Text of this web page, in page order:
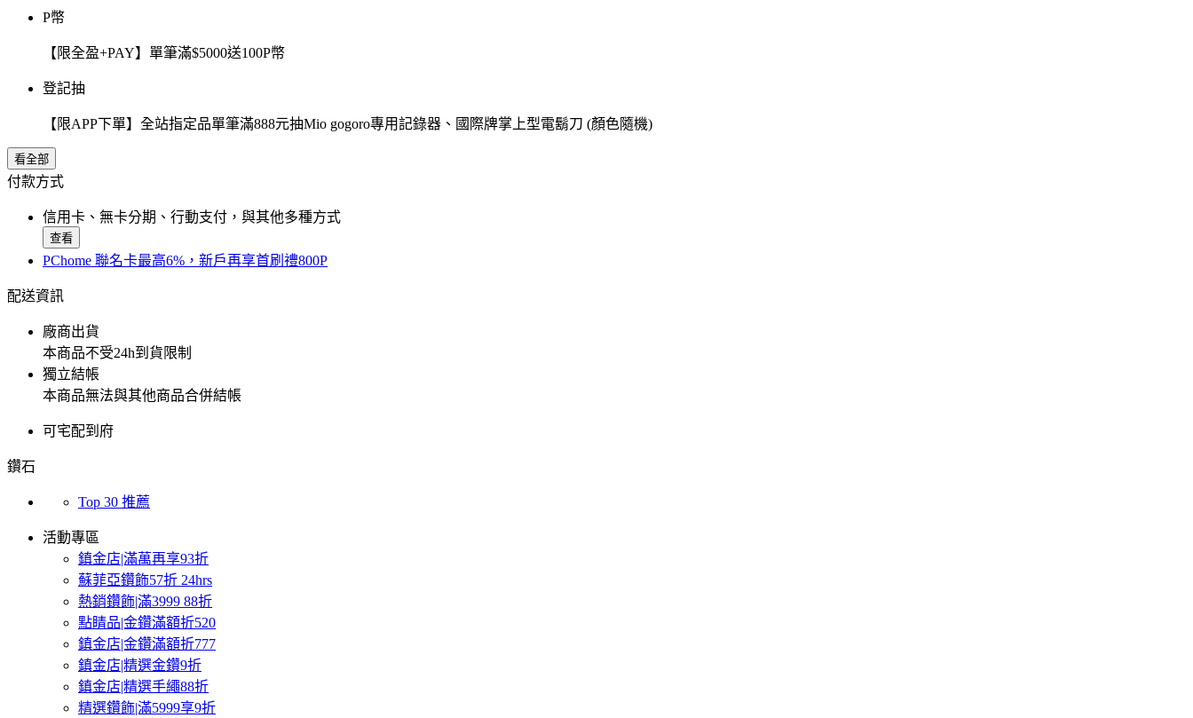
P幣
【限全盈+PAY】單筆滿$5000送100P幣
登記抽
【限APP下單】全站指定品單筆滿888元抽Mio gogoro專用記錄器、國際牌掌上型電鬍刀 (顏色隨機)
看全部
付款方式
信用卡、無卡分期、行動支付，與其他多種方式
查看
PChome 聯名卡最高6%，新戶再享首刷禮800P
配送資訊
廠商出貨
本商品不受24h到貨限制
獨立結帳
本商品無法與其他商品合併結帳
可宅配到府
鑽石
Top 30 推薦
活動專區
鎮金店|滿萬再享93折
蘇菲亞鑽飾57折 24hrs
熱銷鑽飾|滿3999 88折
點睛品|金鑽滿額折520
鎮金店|金鑽滿額折777
鎮金店|精選金鑽9折
鎮金店|精選手繩88折
精選鑽飾|滿5999享9折